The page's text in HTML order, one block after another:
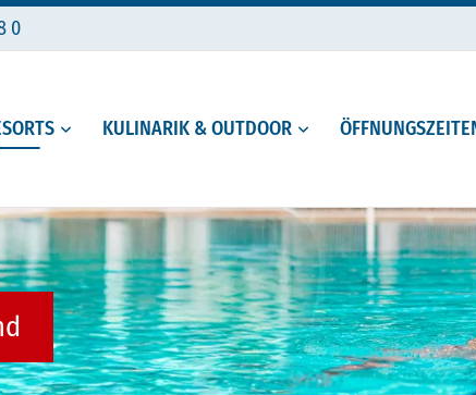
0
KULINARIK & OUTDOOR